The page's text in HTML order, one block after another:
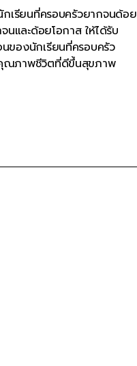
กเรียนที่ครอบครัวยากจนด้อย
และด้อยโอกาส ให้ได้รับ
ของนักเรียนที่ครอบครัว
คุณภาพชีวิตที่ดีขึ้นสุขภาพ